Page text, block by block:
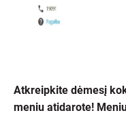
Atkreipkite dėmesį
meniu atidarote!